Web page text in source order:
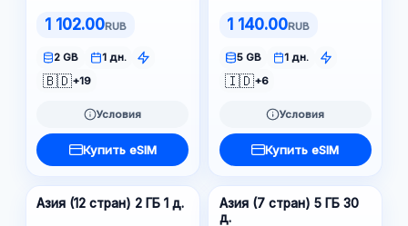
1 102.00RUB
2 GB 1 дн.
🇧🇩+19
Условия
Купить eSIM
1 140.00RUB
5 GB 1 дн.
🇮🇩+6
Условия
Купить eSIM
Азия (12 стран) 2 ГБ 1 д.
Азия (7 стран) 5 ГБ 30
д.